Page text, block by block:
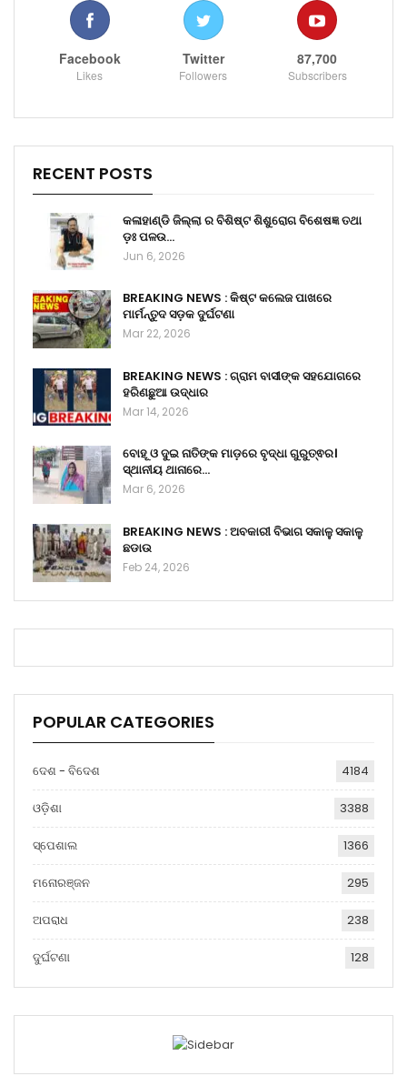
Facebook
Likes
Twitter
Followers
87,700
Subscribers
RECENT POSTS
କଳାହାଣ୍ଡି ଜିଲ୍ଲା ର ବିଶିଷ୍ଟ ଶିଶୁରୋଗ ବିଶେଷଜ୍ଞ ତଥା
ଡ଼ଃ ପଳଉ…
Jun 6, 2026
BREAKING NEWS : କିଷ୍ଟ କଲେଜ ପାଖରେ
ମାର୍ମନ୍ତୁଦ ସଡ଼କ ଦୁର୍ଘଟଣା
Mar 22, 2026
BREAKING NEWS : ଗ୍ରାମ ବାସୀଙ୍କ ସହଯୋଗରେ
ହରିଣଛୁଆ ଉଦ୍ଧାର
Mar 14, 2026
ବୋହୂ ଓ ଦୁଇ ନାତିଙ୍କ ମାଡ଼ରେ ବୃଦ୍ଧା ଗୁରୁତ୍ଵର।
ସ୍ଥାନୀୟ ଥାନାରେ…
Mar 6, 2026
BREAKING NEWS : ଅବକାରୀ ବିଭାଗ ସକାଳୁ ସକାଳୁ
ଛଡାଉ
Feb 24, 2026
POPULAR CATEGORIES
ଦେଶ - ବିଦେଶ 4184
ଓଡ଼ିଶା 3388
ସ୍ପେଶାଲ 1366
ମନୋରଞ୍ଜନ 295
ଅପରାଧ 238
ଦୁର୍ଘଟଣା 128